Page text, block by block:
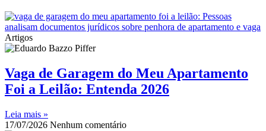
Artigos
Vaga de Garagem do Meu Apartamento
Foi a Leilão: Entenda 2026
Leia mais »
17/07/2026 Nenhum comentário